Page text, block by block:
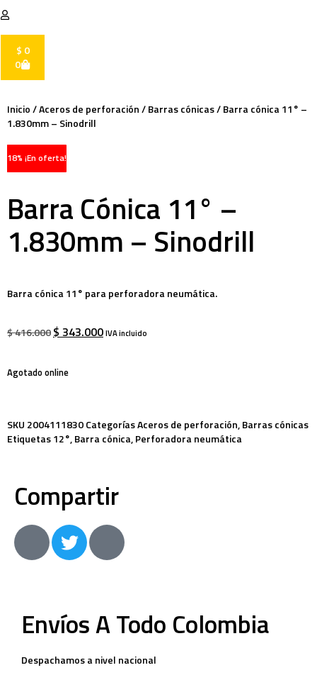
$ 0
0
Inicio/Aceros de perforación/Barras cónicas/ Barra cónica 11° –
1.830mm – Sinodrill
-18%
18% ¡En oferta!
Barra Cónica 11° –
1.830mm – Sinodrill
Barra cónica 11° para perforadora neumática.
$416.000$ 343.000IVA incluido
Agotado online
SKU 2004111830CategoríasAceros de perforación,Barras cónicas
Etiquetas12°,Barra cónica,Perforadora neumática
Compartir
Envíos A Todo Colombia
Despachamos a nivel nacional